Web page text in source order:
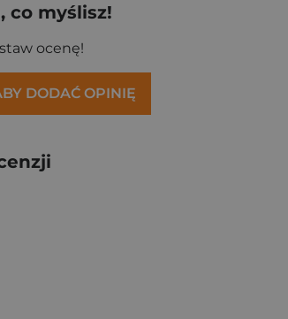
co myślisz!
ocenę!
DODAĆ OPINIĘ